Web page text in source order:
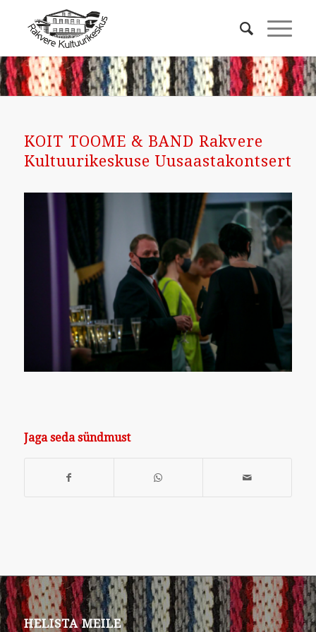
KOIT TOOME & BAND Rakvere
Kultuurikeskuse Uusaastakontsert
Jaga seda sündmust
HELISTA MEILE